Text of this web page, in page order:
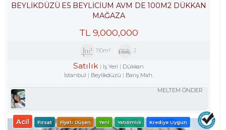
BEYLİKDÜZÜ E5 BEYLİCİUM AVM DE 100M2 DÜKKAN
MAĞAZA
TL 9,000,000
110m² 2
Satılık İş Yeri
Dükkan
İstanbul
Beylikdüzü Barış Mah.
MELTEM ÖNDER
Acil Fırsat Fiyatı Düşen Yeni Yatırımlık Krediye Uygun